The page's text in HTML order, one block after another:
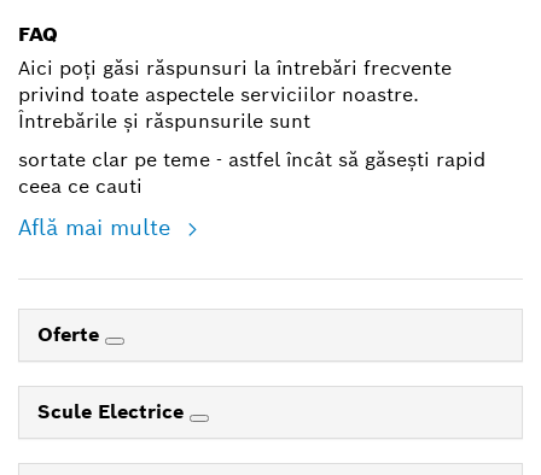
FAQ
Aici poți găsi răspunsuri la întrebări frecvente
privind toate aspectele serviciilor noastre.
Întrebările și răspunsurile sunt
sortate clar pe teme - astfel încât să găsești rapid
ceea ce cauti
Află mai multe
Oferte
Scule Electrice